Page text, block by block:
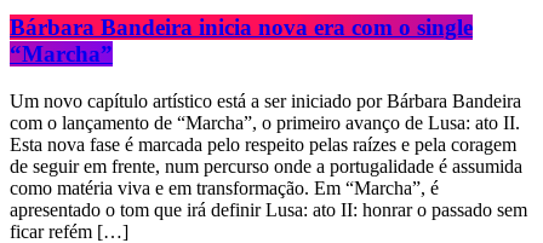
Bárbara Bandeira inicia nova era com o single
“Marcha”
Um novo capítulo artístico está a ser iniciado por Bárbara Bandeira
com o lançamento de “Marcha”, o primeiro avanço de Lusa: ato II.
Esta nova fase é marcada pelo respeito pelas raízes e pela coragem
de seguir em frente, num percurso onde a portugalidade é assumida
como matéria viva e em transformação. Em “Marcha”, é
apresentado o tom que irá definir Lusa: ato II: honrar o passado sem
ficar refém […]